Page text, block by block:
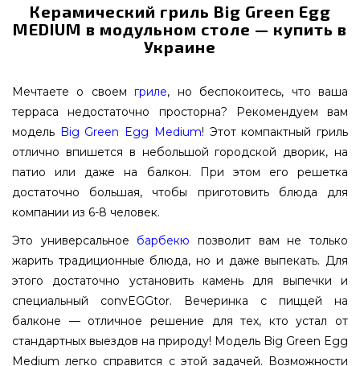
Керамический гриль Big Green Egg
MEDIUM в модульном столе — купить в
Украине
Мечтаете о своемгриле, но беспокоитесь, что ваша
терраса недостаточно просторна? Рекомендуем вам
модель Big Green Egg Medium! Этот компактный гриль
отлично впишется в небольшой городской дворик, на
патио или даже на балкон. При этом его решетка
достаточно большая, чтобы приготовить блюда для
компании из 6-8 человек.
Это универсальное барбекю позволит вам не только
жарить традиционные блюда, но и даже выпекать. Для
этого достаточно установить камень для выпечки и
специальный convEGGtor. Вечеринка с пиццей на
балконе — отличное решение для тех, кто устал от
стандартных выездов на природу! Модель Big Green Egg
Medium легко справится с этой задачей. Возможности